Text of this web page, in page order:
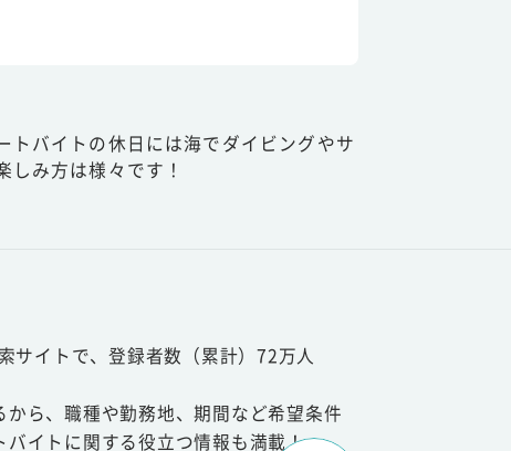
バイトの休日には海でダイビングやサ
み方は様々です！
サイトで、登録者数（累計）72万人
ら、職種や勤務地、期間など希望条件
イトに関する役立つ情報も満載！